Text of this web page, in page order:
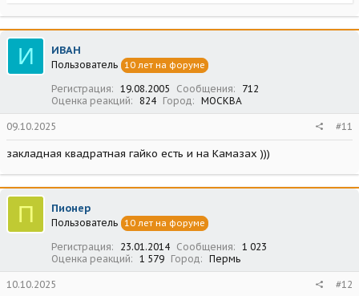
а
к
ц
и
и
И ИВАН
Пользователь 10 лет на форуме
Регистрация 19.08.2005 Сообщения
712
Оценка реакций
824 Город МОСКВА
09.10.2025 #11
закладная квадратная гайко есть и на Камазах )))
П Пионер
Пользователь 10 лет на форуме
Регистрация 23.01.2014 Сообщения
1 023
Оценка реакций
1 579 Город Пермь
10.10.2025 #12